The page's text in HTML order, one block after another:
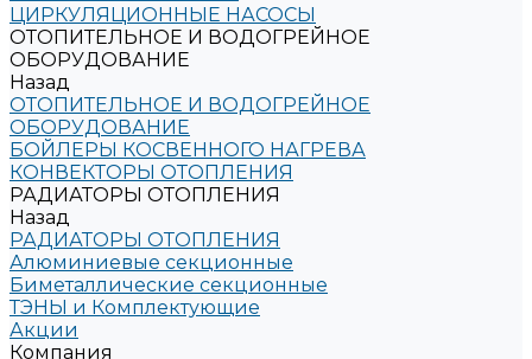
ЦИРКУЛЯЦИОННЫЕ НАСОСЫ
ОТОПИТЕЛЬНОЕ И ВОДОГРЕЙНОЕ
ОБОРУДОВАНИЕ
Назад
ОТОПИТЕЛЬНОЕ И ВОДОГРЕЙНОЕ
ОБОРУДОВАНИЕ
БОЙЛЕРЫ КОСВЕННОГО НАГРЕВА
КОНВЕКТОРЫ ОТОПЛЕНИЯ
РАДИАТОРЫ ОТОПЛЕНИЯ
Назад
РАДИАТОРЫ ОТОПЛЕНИЯ
Алюминиевые секционные
Биметаллические секционные
ТЭНЫ и Комплектующие
Акции
Компания